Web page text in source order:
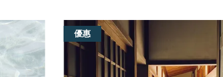
優惠